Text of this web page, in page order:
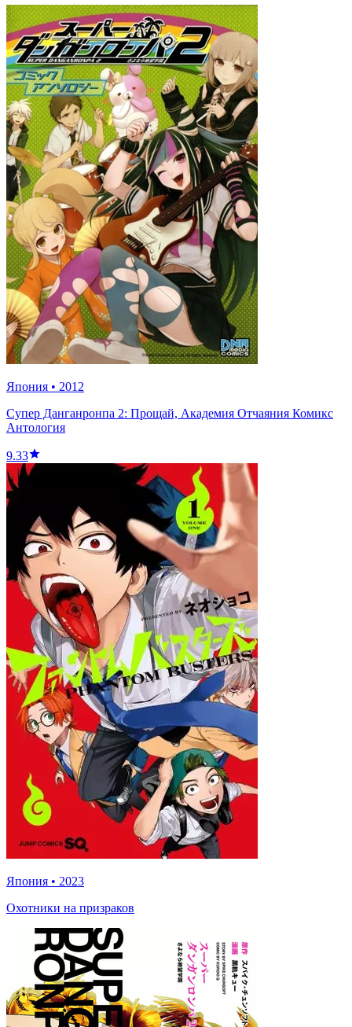
Япония • 2012
Супер Данганронпа 2: Прощай, Академия Отчаяния Комикс
Антология
9.33
Япония • 2023
Охотники на призраков